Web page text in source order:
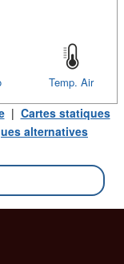
Temp. Air
| Cartes statiques
alternatives